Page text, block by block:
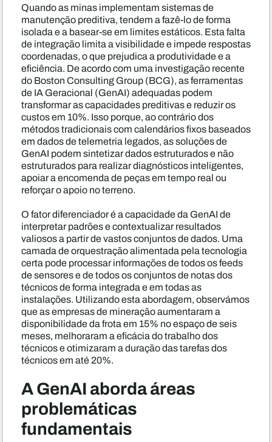
Quando as minas implementam sistemas de
manutenção preditiva, tendem a fazê-lo de forma
isolada e a basear-se em limites estáticos. Esta falta
de integração limita a visibilidade e impede respostas
coordenadas, o que prejudica a produtividade e a
eficiência. De acordo com uma investigação recente
do Boston Consulting Group (BCG), as ferramentas
de IA Geracional (GenAI) adequadas podem
transformar as capacidades preditivas e reduzir os
custos em 10%. Isso porque, ao contrário dos
métodos tradicionais com calendários fixos baseados
em dados de telemetria legados, as soluções de
GenAI podem sintetizar dados estruturados e não
estruturados para realizar diagnósticos inteligentes,
apoiar a encomenda de peças em tempo real ou
reforçar o apoio no terreno.
O fator diferenciador é a capacidade da GenAI de
interpretar padrões e contextualizar resultados
valiosos a partir de vastos conjuntos de dados. Uma
camada de orquestração alimentada pela tecnologia
certa pode processar informações de todos os feeds
de sensores e de todos os conjuntos de notas dos
técnicos de forma integrada e em todas as
instalações. Utilizando esta abordagem, observámos
que as empresas de mineração aumentaram a
disponibilidade da frota em 15% no espaço de seis
meses, melhoraram a eficácia do trabalho dos
técnicos e otimizaram a duração das tarefas dos
técnicos em até 20%.
A GenAI aborda áreas
problemáticas
fundamentais